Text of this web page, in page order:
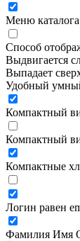
Меню каталога
Способ
Выдвигается
Выпадает
Удобный
Компактный
Компактный
Компактные
Логин равен
Фамилия Имя